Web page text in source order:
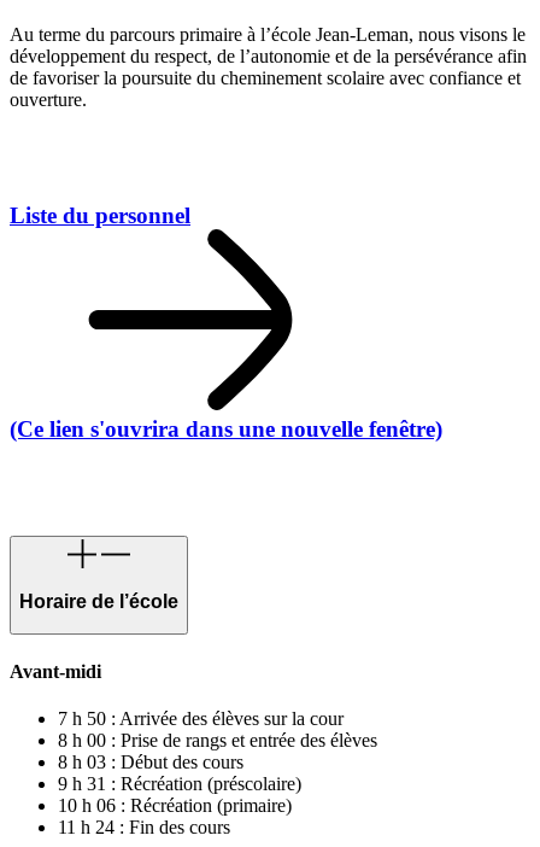
Au terme du parcours primaire à l’école Jean‑Leman, nous visons le
développement du respect, de l’autonomie et de la persévérance afin
de favoriser la poursuite du cheminement scolaire avec confiance et
ouverture.
Liste du personnel
(Ce lien s'ouvrira dans une nouvelle fenêtre)
Horaire de l’école
Avant-midi
7 h 50 : Arrivée des élèves sur la cour
8 h 00 : Prise de rangs et entrée des élèves
8 h 03 : Début des cours
9 h 31 : Récréation (préscolaire)
10 h 06 : Récréation (primaire)
11 h 24 : Fin des cours